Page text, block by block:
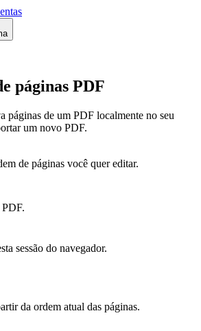
páginas PDF
páginas de um PDF localmente no seu
um novo PDF.
de páginas você quer editar.
sessão do navegador.
da ordem atual das páginas.